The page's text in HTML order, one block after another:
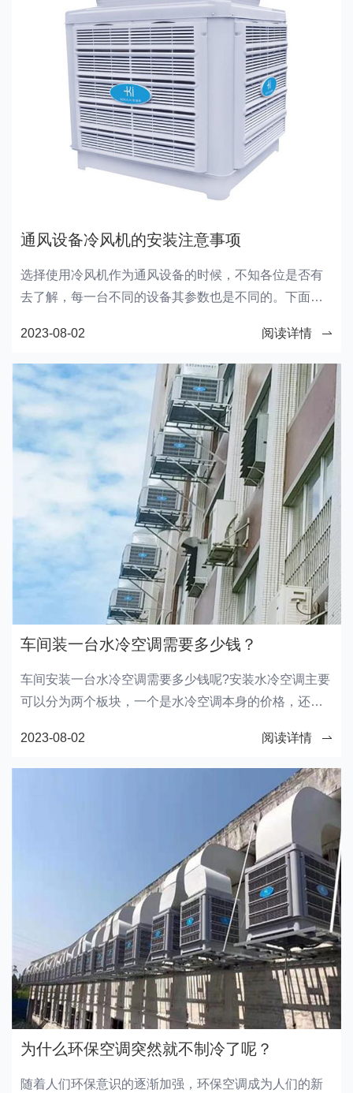
通风设备冷风机的安装注意事项
选择使用冷风机作为通风设备的时候，不知各位是否有
去了解，每一台不同的设备其参数也是不同的。下面，
项。
2023-08-02 阅读详情
车间装一台水冷空调需要多少钱？
车间安装一台水冷空调需要多少钱呢?安装水冷空调主要
可以分为两个板块，一个是水冷空调本身的价格，还有
2023-08-02
阅读详情
为什么环保空调突然就不制冷了呢？
随着人们环保意识的逐渐加强，环保空调成为人们的新